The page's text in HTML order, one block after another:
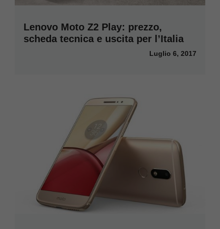
Lenovo Moto Z2 Play: prezzo,
scheda tecnica e uscita per l’Italia
Luglio 6, 2017